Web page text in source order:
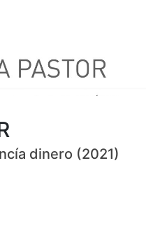
dinero (2021)